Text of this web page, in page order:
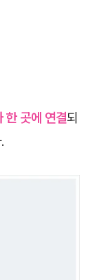
한 곳에 연결되